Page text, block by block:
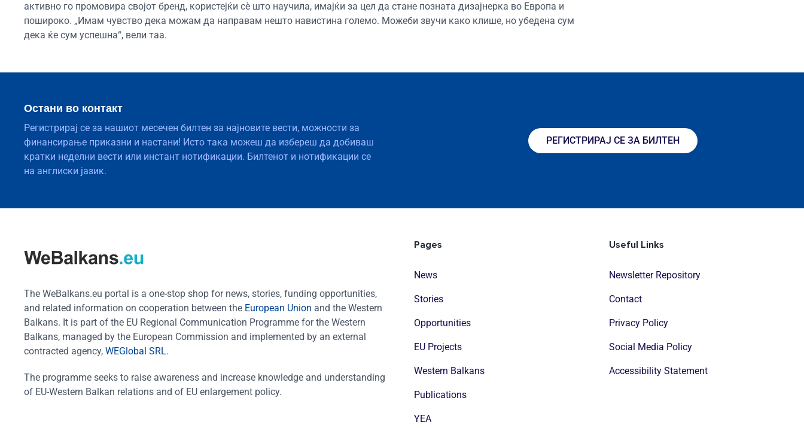
активно го промовира својот бренд, користејќи сè што научила, имајќи за цел да стане позната дизајнерка во Европа и
пошироко. „Имам чувство дека можам да направам нешто навистина големо. Можеби звучи како клише, но убедена сум
дека ќе сум успешна“, вели таа.
Остани во контакт
Регистрирај се за нашиот месечен билтен за најновите вести, можности за
финансирање приказни и настани! Исто така можеш да избереш да добиваш
кратки неделни вести или инстант нотификации. Билтенот и нотификации се
на англиски јазик.
РЕГИСТРИРАЈ СЕ ЗА БИЛТЕН
The WeBalkans.eu portal is a one-stop shop for news, stories, funding opportunities,
and related information on cooperation between the European Union and the Western
Balkans. It is part of the EU Regional Communication Programme for the Western
Balkans, managed by the European Commission and implemented by an external
contracted agency, WEGlobal SRL.
The programme seeks to raise awareness and increase knowledge and understanding
of EU-Western Balkan relations and of EU enlargement policy.
Pages
News
Stories
Opportunities
EU Projects
Western Balkans
Publications
YEA
Useful Links
Newsletter Repository
Contact
Privacy Policy
Social Media Policy
Accessibility Statement